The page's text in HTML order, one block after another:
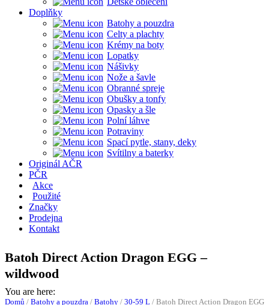
Doplňky
Batohy a pouzdra
Celty a plachty
Krémy na boty
Lopatky
Nášivky
Nože a šavle
Obranné spreje
Obušky a tonfy
Opasky a šle
Polní láhve
Potraviny
Spací pytle, stany, deky
Svítilny a baterky
Originál AČR
PČR
Akce
Použité
Značky
Prodejna
Kontakt
Batoh Direct Action Dragon EGG –
wildwood
You are here:
Domů / Batohy a pouzdra / Batohy / 30-59 L / Batoh Direct Action Dragon EGG